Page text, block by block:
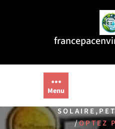
Menu
SOLAIRE,
/OPTEZ